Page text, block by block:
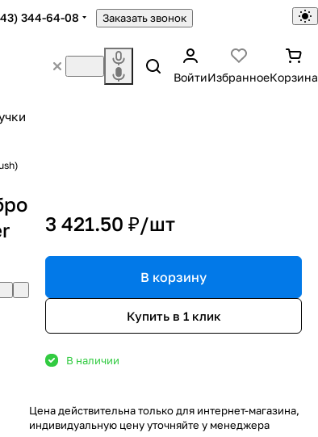
344-64-08 Заказать звонок
ВойтиИзбранноеКорзина
3 421.50 ₽/шт
В корзину
Купить в 1 клик
В наличии
Цена действительна только для интернет-магазина,
индивидуальную цену уточняйте у менеджера